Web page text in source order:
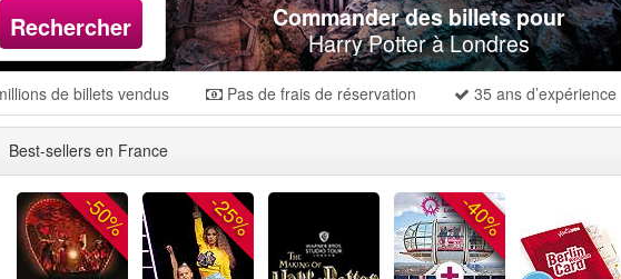
Rechercher Commander des billets pour
Harry Potter à Londres
de billets vendus Pas de frais de réservation 35 ans d’expérience
Best-sellers en France
-50% -25% -40%